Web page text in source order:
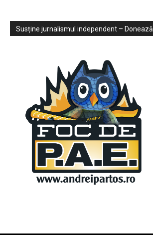
Sondaje
Video
Susține jurnalismul independent – Donează